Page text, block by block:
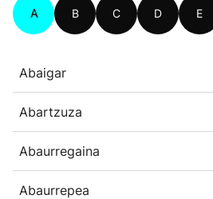
A B C D E
Abaigar
Abartzuza
Abaurregaina
Abaurrepea